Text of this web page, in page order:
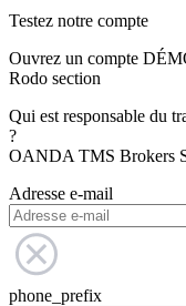
Testez notre compte
Ouvrez un compte
Rodo section
Qui est responsable du
?
OANDA TMS Brokers
Adresse e-mail
phone_prefix